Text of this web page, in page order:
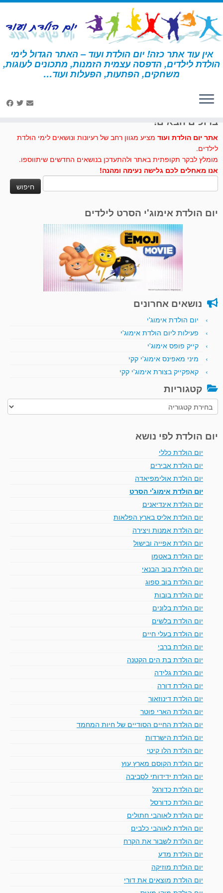
דלג
לתוכן
אין עוד אתר כזה! יום הולדת ועוד – האתר הגדול לימי
הולדת לילדים, הדפסה עצמית הזמנות, מתכונים לעוגות,
משחקים, הפתעות, הפעלות ועוד… דף הבית » עוגה בסיסית
ברוכים הבאים!
אתר יום הולדת ועוד מציע מגוון רחב של רעיונות ונושאים לימי הולדת
לילדים.
מומלץ לבקר תקופתית באתר ולהתעדכן בנושאים החדשים שיתווספו.
אנו מאחלים לכם גלישה נעימה ומהנה!
יום הולדת אימוג'י הסרט לילדים
נושאים אחרונים
יום הולדת אימוג'י
פעילות ליום הולדת אימוג'י
קייק פופס אימוג'י
מיני מאפינס אימוג'י קקי
קאפקייק בצורת אימוג'י קקי
קטגוריות
קטגוריות
יום הולדת לפי נושא
יום הולדת כללי
יום הולדת אבירים
יום הולדת אולימפיאדה
יום הולדת אימוג'י הסרט
יום הולדת אינדיאנים
יום הולדת אליס בארץ הפלאות
יום הולדת אמנות ויצירה
יום הולדת אפייה ובישול
יום הולדת באטמן
יום הולדת בוב הבנאי
יום הולדת בוב ספוג
יום הולדת בובות
יום הולדת בלונים
יום הולדת בלשים
יום הולדת בעלי חיים
יום הולדת ברבי
יום הולדת בת הים הקטנה
יום הולדת גלידה
יום הולדת דורה
יום הולדת דינוזאור
יום הולדת הארי פוטר
יום הולדת החיים הסודיים של חיות המחמד
יום הולדת הישרדות
יום הולדת הלו קיטי
יום הולדת הקוסם מארץ עוץ
יום הולדת ידידותי לסביבה
יום הולדת כדורגל
יום הולדת כדורסל
יום הולדת לאוהבי חתולים
יום הולדת לאוהבי כלבים
יום הולדת לשבור את הקרח
יום הולדת מדע
יום הולדת מוזיקה
יום הולדת מוצאים את דורי